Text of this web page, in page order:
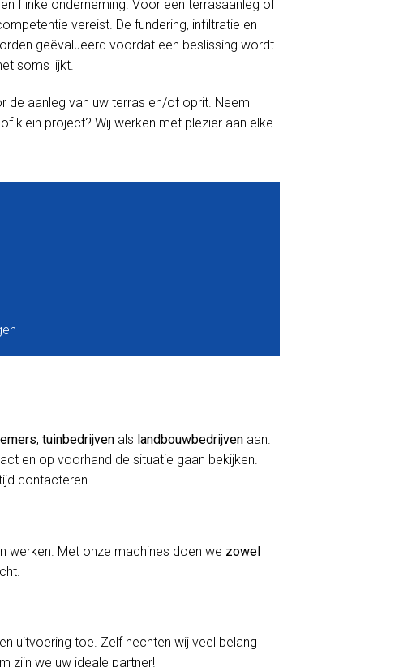
flinke onderneming. Voor een terrasaanleg of
vereist. De fundering, infiltratie en
geëvalueerd voordat een beslissing wordt
soms lijkt.
de aanleg van uw terras en/of oprit. Neem
klein project? Wij werken met plezier aan elke
, tuinbedrijven als landbouwbedrijven aan.
en op voorhand de situatie gaan bekijken.
contacteren.
werken. Met onze machines doen we zowel
uitvoering toe. Zelf hechten wij veel belang
zijn we uw ideale partner!